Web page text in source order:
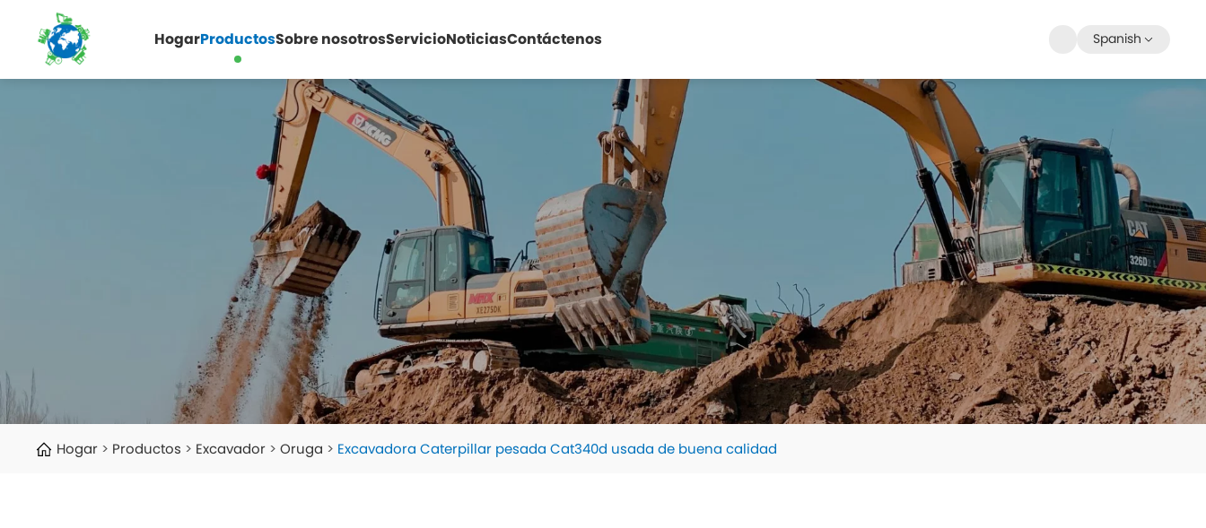
HogarProductosSobre nosotrosServicioNoticiasContáctenos Spanish
Hogar Productos Excavador Oruga Excavadora Caterpillar pesada Cat340d usada de buena calidad